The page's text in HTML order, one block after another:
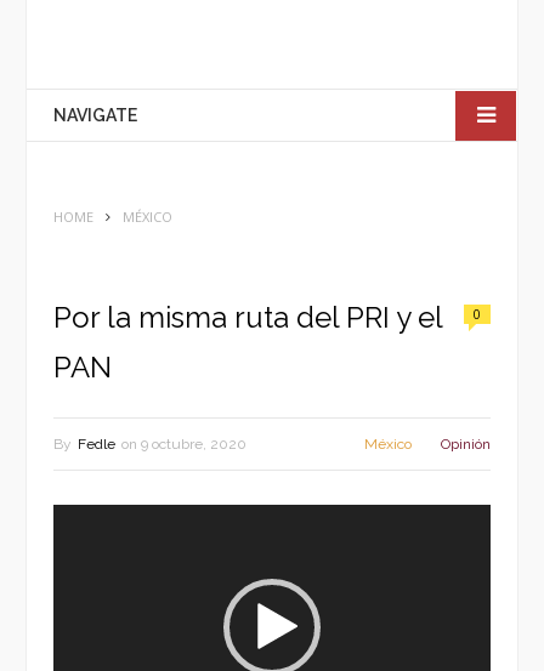
NAVIGATE
HOME MÉXICO
Por la misma ruta del PRI y el
PAN
0
By Fedle on 9 octubre, 2020 México Opinión